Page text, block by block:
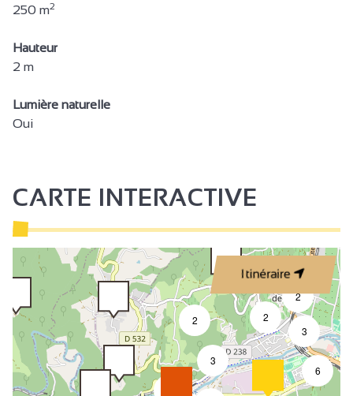
250 m2
Hauteur
2 m
Lumière naturelle
Oui
CARTE INTERACTIVE
Itinéraire
2
2
3
2
3
6